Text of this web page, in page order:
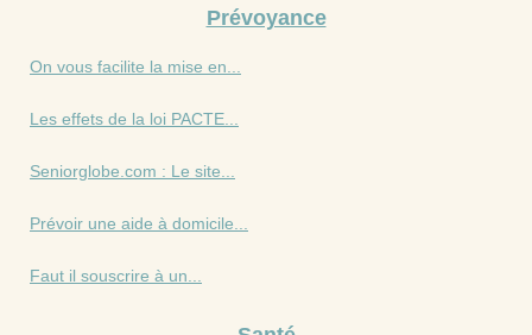
Prévoyance
On vous facilite la mise en...
Les effets de la loi PACTE...
Seniorglobe.com : Le site...
Prévoir une aide à domicile...
Faut il souscrire à un...